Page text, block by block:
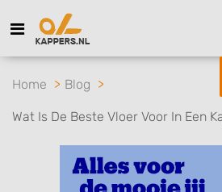
Home Blog
Wat Is De Beste Vloer Voor In Een